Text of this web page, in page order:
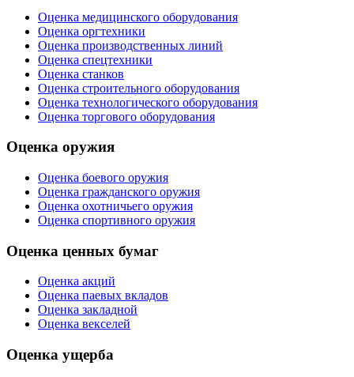
Оценка медицинского оборудования
Оценка оргтехники
Оценка производственных линий
Оценка спецтехники
Оценка станков
Оценка строительного оборудования
Оценка технологического оборудования
Оценка торгового оборудования
Оценка оружия
Оценка боевого оружия
Оценка гражданского оружия
Оценка охотничьего оружия
Оценка спортивного оружия
Оценка ценных бумаг
Оценка акций
Оценка паевых вкладов
Оценка закладной
Оценка векселей
Оценка ущерба